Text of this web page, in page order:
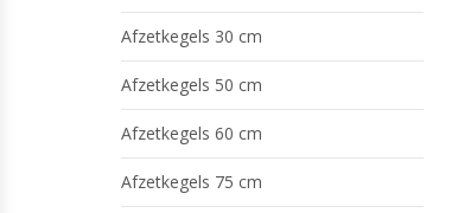
Afzetkegels 30 cm
Afzetkegels 50 cm
Afzetkegels 60 cm
Afzetkegels 75 cm